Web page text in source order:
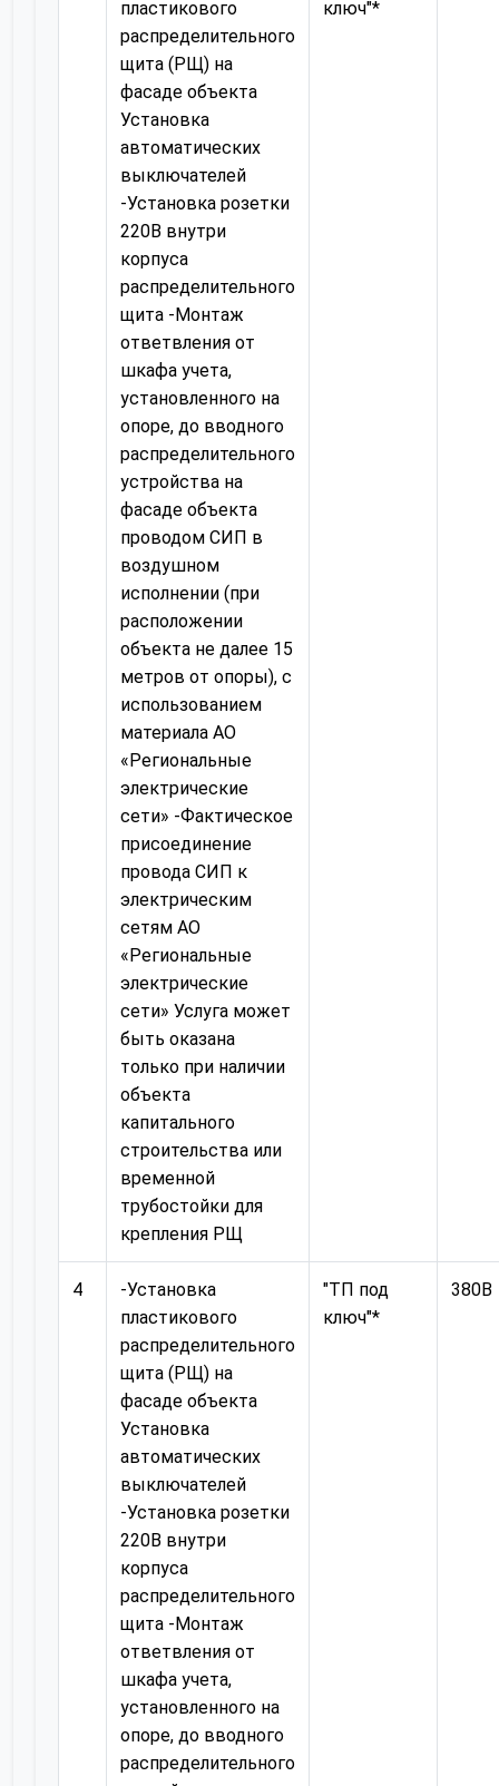
пластикового
распределительного
щита (РЩ) на
фасаде объекта
Установка
автоматических
выключателей
-Установка розетки
220В внутри
корпуса
распределительного
щита -Монтаж
ответвления от
шкафа учета,
установленного на
опоре, до вводного
распределительного
устройства на
фасаде объекта
проводом СИП в
воздушном
исполнении (при
расположении
объекта не далее 15
метров от опоры), с
использованием
материала АО
«Региональные
электрические
сети» -Фактическое
присоединение
провода СИП к
электрическим
сетям АО
«Региональные
электрические
сети» Услуга может
быть оказана
только при наличии
объекта
капитального
строительства или
временной
трубостойки для
крепления РЩ
ключ"*
4
-Установка
пластикового
распределительного
щита (РЩ) на
фасаде объекта
Установка
автоматических
выключателей
-Установка розетки
220В внутри
корпуса
распределительного
щита -Монтаж
ответвления от
шкафа учета,
установленного на
опоре, до вводного
распределительного
"ТП под
ключ"*
380В